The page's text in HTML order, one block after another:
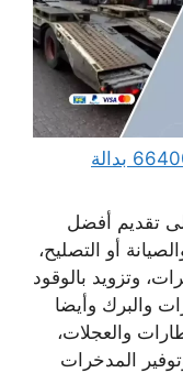
ونش كرين سطحة ام الهيمان 66400336 بدالة
تقديم أفضل
أو التصليح،
وتزويد بالوقود
والبرك وأيضا
والعجلات،
المدخرات